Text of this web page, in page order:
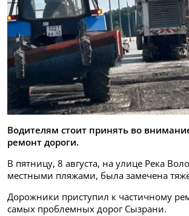
Водителям стоит принять во
ремонт дороги.
В пятницу, 8 августа, на улице Река
местными пляжами, была замечена
Дорожники приступил к частичному
самых проблемных дорог Сызрани.